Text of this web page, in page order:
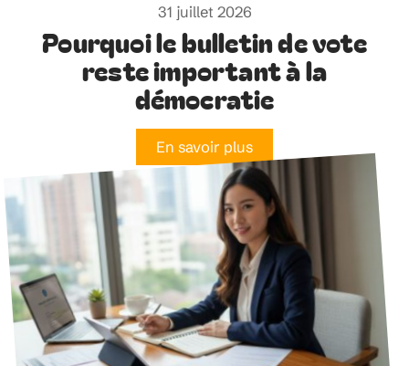
31 juillet 2026
Pourquoi le bulletin de vote
reste important à la
démocratie